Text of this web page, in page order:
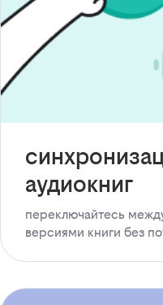
аудиокниг
переключайтесь
версиями книги без